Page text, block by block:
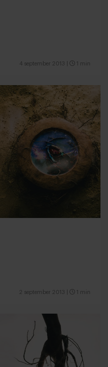
4 september 2013 1 min
2 september 2013 1 min